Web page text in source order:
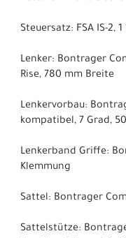
Steuersatz: FSA IS-2,
Lenker: Bontrager
Rise, 780 mm Breite
Lenkervorbau:
kompatibel, 7 Grad,
Lenkerband Griffe:
Klemmung
Sattel: Bontrager
Sattelstütze: